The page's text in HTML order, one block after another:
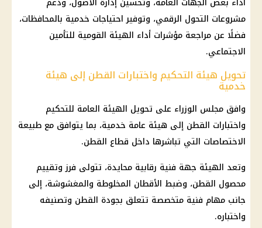
مشروعات التحول الرقمي، وتوفير احتياجات خدمية بالمحافظات،
فضلًا عن مراجعة مؤشرات أداء الهيئة القومية للتأمين
الاجتماعي.
تحويل هيئة التحكيم واختبارات القطن إلى هيئة
خدمية
وافق مجلس الوزراء على تحويل الهيئة العامة للتحكيم
واختبارات القطن إلى هيئة عامة خدمية، بما يتوافق مع طبيعة
الاختصاصات التي تباشرها داخل قطاع القطن.
وتعد الهيئة جهة فنية رقابية محايدة، تتولى فرز وتقييم
محصول القطن، وضبط الأقطان المخلوطة والمغشوشة، إلى
جانب مهام فنية متخصصة تتعلق بجودة القطن وتصنيفه
واختباره.